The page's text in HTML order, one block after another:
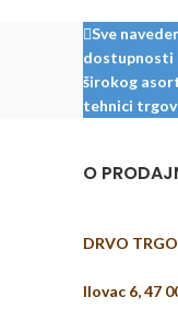
Sve
dostupnosti
širokog
tehnici
O
DRVO
Ilovac 6, 47